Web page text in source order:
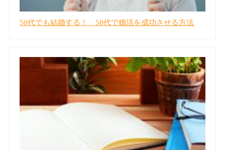
50代でも結婚する！ 50代で婚活を成功させる方法